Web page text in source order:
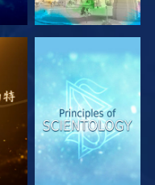
探索系列節目